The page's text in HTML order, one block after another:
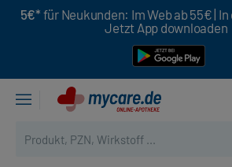
5€* für Neukunden: Im Web ab 55€ |
Jetzt App downloaden